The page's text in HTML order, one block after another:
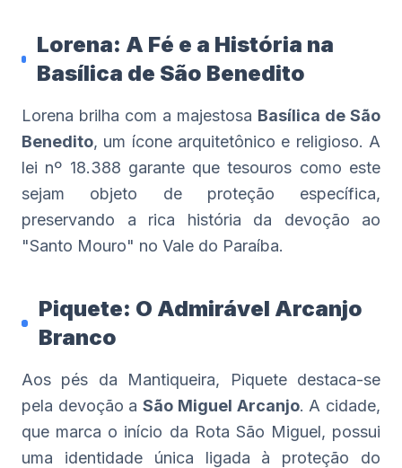
Lorena: A Fé e a História na
Basílica de São Benedito
Lorena brilha com a majestosa Basílica de São
Benedito, um ícone arquitetônico e religioso. A
lei nº 18.388 garante que tesouros como este
sejam objeto de proteção específica,
preservando a rica história da devoção ao
"Santo Mouro" no Vale do Paraíba.
Piquete: O Admirável Arcanjo
Branco
Aos pés da Mantiqueira, Piquete destaca-se
pela devoção aSão Miguel Arcanjo. A cidade,
que marca o início da Rota São Miguel, possui
uma identidade única ligada à proteção do